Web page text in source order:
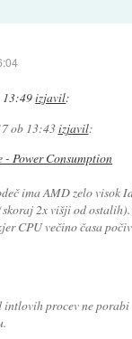
13:49izjavil:
ob 13:43izjavil:
- Power Consumption
ima AMD zelo visok
2x višji od
CPU večino časa
intlovih procev ne